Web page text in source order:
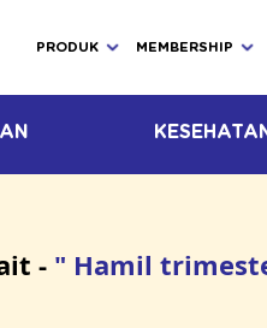
PRODUK MEMBERSHIP
- " Hamil